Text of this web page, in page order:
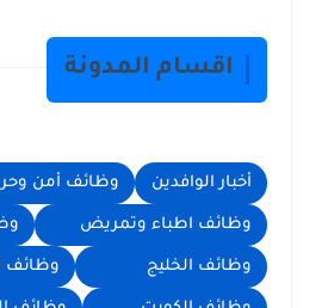
اقسام المدونة
أخبار الوافدين وظائف أمن
وظائف اطباء وتمريض
وظائف الخليج وظائف